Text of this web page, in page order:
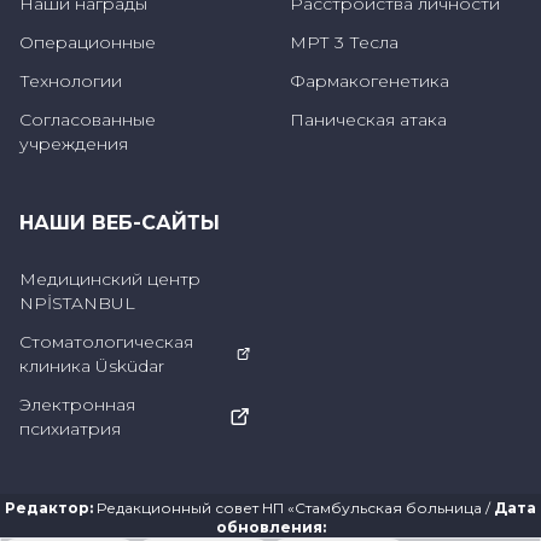
физический осмотр,
Лабораторные тесты,
Дневник сна пациента,
Психологическая оценка,
Оценка основных заболеваний.
Лечение гиперсомнии направлено на
чрезмерная потребность во сне и
Операционные
Технологии
Согласованные
учреждения
МРТ 3 Тесла
Фармакогенетика
Паническая атака
НАШИ ВЕБ-САЙТЫ
Медицинский центр
NPİSTANBUL
Стоматологическая
клиника Üsküdar
Электронная
психиатрия
Редактор: Редакционный совет НП «Стамбульская больница / Дата
обновления: